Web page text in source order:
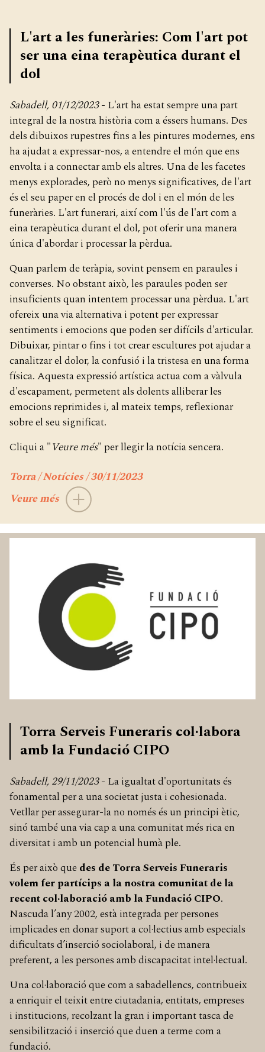
L'art a les funeràries: Com l'art pot
ser una eina terapèutica durant el
dol
Sabadell, 01/12/2023- L'art ha estat sempre una part
integral de la nostra història com a éssers humans. Des
dels dibuixos rupestres fins a les pintures modernes, ens
ha ajudat a expressar-nos, a entendre el món que ens
envolta i a connectar amb els altres. Una de les facetes
menys explorades, però no menys significatives, de l'art
és el seu paper en el procés de dol i en el món de les
funeràries. L'art funerari, així com l'ús de l'art com a
eina terapèutica durant el dol, pot oferir una manera
única d'abordar i processar la pèrdua.
Quan parlem de teràpia, sovint pensem en paraules i
converses. No obstant això, les paraules poden ser
insuficients quan intentem processar una pèrdua. L'art
ofereix una via alternativa i potent per expressar
sentiments i emocions que poden ser difícils d'articular.
Dibuixar, pintar o fins i tot crear escultures pot ajudar a
canalitzar el dolor, la confusió i la tristesa en una forma
física. Aquesta expressió artística actua com a vàlvula
d'escapament, permetent als dolents alliberar les
emocions reprimides i, al mateix temps, reflexionar
sobre el seu significat.
Cliqui a "Veure més" per llegir la notícia sencera.
Torra / Notícies / 30/11/2023
Veure més
Torra Serveis Funeraris col·labora
amb la Fundació CIPO
Sabadell, 29/11/2023- La igualtat d'oportunitats és
fonamental per a una societat justa i cohesionada.
Vetllar per assegurar-la no només és un principi ètic,
sinó també una via cap a una comunitat més rica en
diversitat i amb un potencial humà ple.
És per això quedes de Torra Serveis Funeraris
volem fer partícips a la nostra comunitat de la
recent col·laboració amb la Fundació CIPO.
Nascuda l’any 2002, està integrada per persones
implicades en donar suport a col·lectius amb especials
dificultats d’inserció sociolaboral, i de manera
preferent, a les persones amb discapacitat intel·lectual.
Una col·laboració que com a sabadellencs, contribueix
a enriquir el teixit entre ciutadania, entitats, empreses
i institucions, recolzant la gran i important tasca de
sensibilització i inserció que duen a terme com a
fundació.